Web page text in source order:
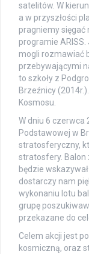
satelitów. W
a w przyszłości
pragniemy sięgać
programie
mogli rozmawiać
przebywającymi
to szkoły z
Brzeźnicy
Kosmosu.
W dniu 6 czerwca
Podstawowej w
stratosferyczny,
stratosfery. Balon
będzie
dostarczy nam
wykonaniu lotu
grupę
przekazane do
Celem akcji jest
kosmiczną, oraz